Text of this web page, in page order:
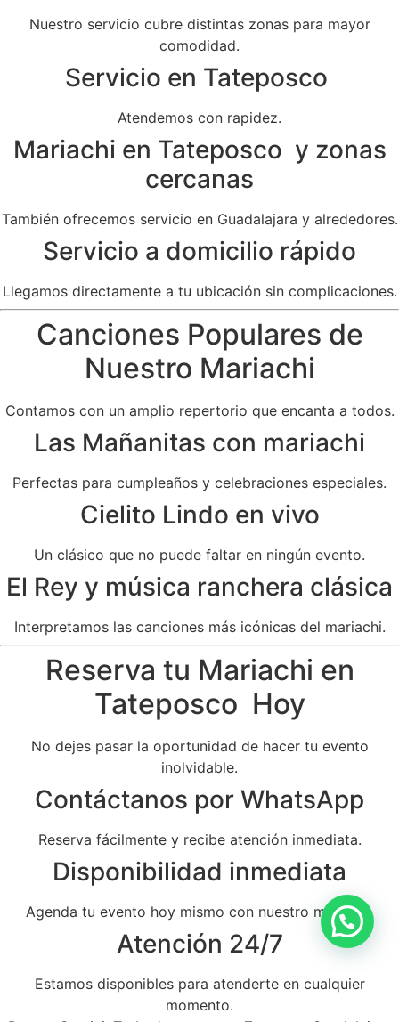
Nuestro servicio cubre distintas zonas para mayor
comodidad.
Servicio en Tateposco
Atendemos con rapidez.
Mariachi en Tateposco y zonas
cercanas
También ofrecemos servicio en Guadalajara y alrededores.
Servicio a domicilio rápido
Llegamos directamente a tu ubicación sin complicaciones.
Canciones Populares de
Nuestro Mariachi
Contamos con un amplio repertorio que encanta a todos.
Las Mañanitas con mariachi
Perfectas para cumpleaños y celebraciones especiales.
Cielito Lindo en vivo
Un clásico que no puede faltar en ningún evento.
El Rey y música ranchera clásica
Interpretamos las canciones más icónicas del mariachi.
Reserva tu Mariachi en
Tateposco Hoy
No dejes pasar la oportunidad de hacer tu evento
inolvidable.
Contáctanos por WhatsApp
Reserva fácilmente y recibe atención inmediata.
Disponibilidad inmediata
Agenda tu evento hoy mismo con nuestro mariachi.
Atención 24/7
Estamos disponibles para atenderte en cualquier
momento.